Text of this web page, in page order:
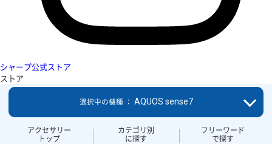
シャープ公式ストア
ストア
アクセサリー
トップ
カテゴリ別
に探す
フリーワード
で探す
選択中の機種 ： AQUOS sense7